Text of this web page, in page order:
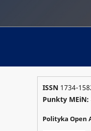
ISSN 1734-
Punkty MEiN:
Polityka Open